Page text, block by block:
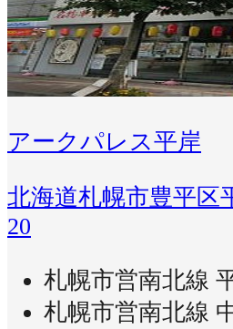
アークパレス平岸
北海道札幌市豊平区
20
札幌市営南北線
札幌市営南北線